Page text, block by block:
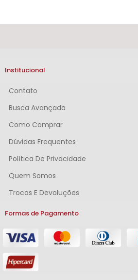
Institucional
Contato
Busca Avançada
Como Comprar
Dúvidas Frequentes
Política De Privacidade
Quem Somos
Trocas E Devoluções
Formas de Pagamento